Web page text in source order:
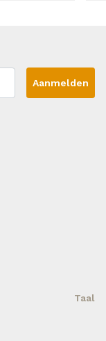
Aanmelden
Taal